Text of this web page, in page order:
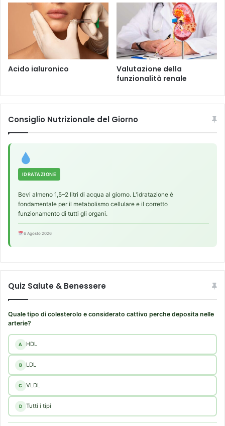
P
9
a
r
a
a
Acido ialuronico
Valutazione della
funzionalità renale
Consiglio Nutrizionale del Giorno
IDRATAZIONE
Bevi almeno 1,5–2 litri di acqua al giorno. L'idratazione è
fondamentale per il metabolismo cellulare e il corretto
funzionamento di tutti gli organi.
6 Agosto 2026
Quiz Salute & Benessere
Quale tipo di colesterolo e considerato cattivo perche deposita nelle
arterie?
A HDL
B LDL
C VLDL
D Tutti i tipi